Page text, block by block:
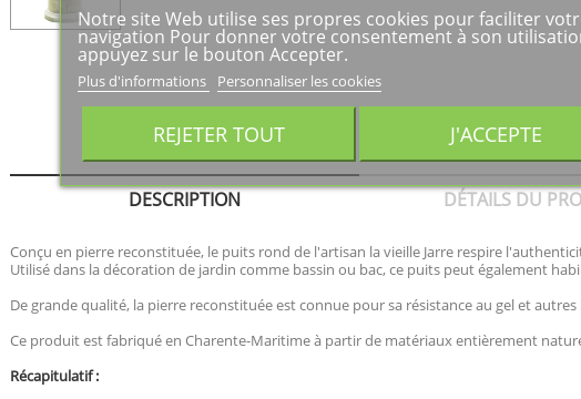
DESCRIPTION DÉTAILS DU
Conçu en pierre reconstituée, le puits rond de l'artisan la vieille Jarre respire
Utilisé dans la décoration de jardin comme bassin ou bac, ce puits peut également
De grande qualité, la pierre reconstituée est connue pour sa résistance au gel et
Ce produit est fabriqué en Charente-Maritime à partir de matériaux entièrement
Récapitulatif :
Notre site Web utilise ses propres cookies pour faciliter
navigation Pour donner votre consentement à son
appuyez sur le bouton Accepter.
Plus d'informations Personnaliser les cookies
REJETER TOUT J'ACCEPTE